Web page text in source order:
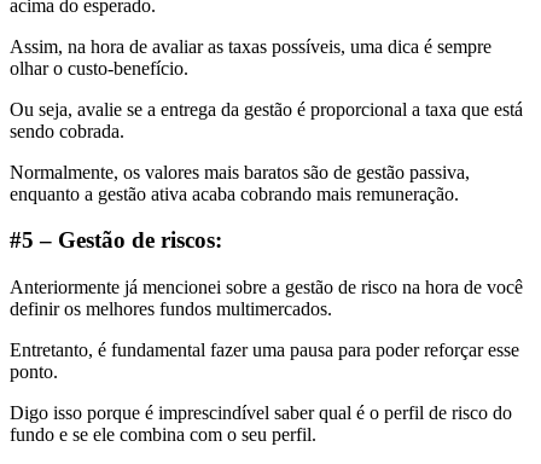
acima do esperado.
Assim, na hora de avaliar as taxas possíveis, uma dica é sempre
olhar o custo-benefício.
Ou seja, avalie se a entrega da gestão é proporcional a taxa que está
sendo cobrada.
Normalmente, os valores mais baratos são de gestão passiva,
enquanto a gestão ativa acaba cobrando mais remuneração.
#5 – Gestão de riscos:
Anteriormente já mencionei sobre a gestão de risco na hora de você
definir os melhores fundos multimercados.
Entretanto, é fundamental fazer uma pausa para poder reforçar esse
ponto.
Digo isso porque é imprescindível saber qual é o perfil de risco do
fundo e se ele combina com o seu perfil.